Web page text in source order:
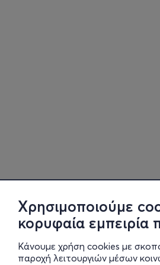
Χρησιμοποιούμε
κορυφαία εμπειρία
Κάνουμε χρήση cookies με
παροχή λειτουργιών μέσων